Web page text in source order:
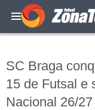
SC Braga
15 de Futsal e
Nacional 26/27